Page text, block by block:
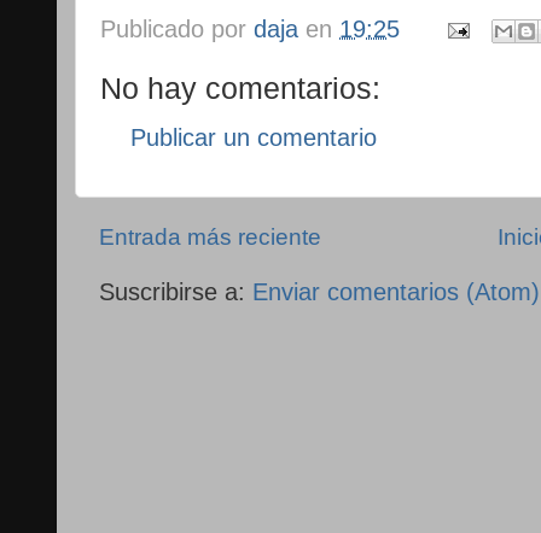
Publicado por daja en 19:25
No hay comentarios:
Publicar un comentario
Entrada más reciente
Suscribirse a: Enviar comentarios (Atom)